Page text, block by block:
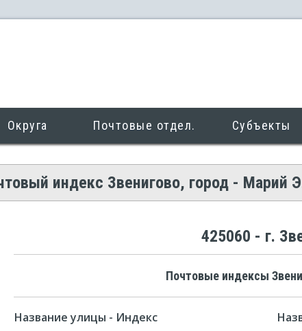
Округа Почтовые отдел. Субъекты
индекс Звенигово, город - Марий
425060 - г.
Почтовые индексы
Название улицы - Индекс